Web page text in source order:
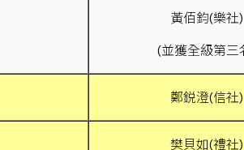
黃佰鈞(樂社)
(並獲全級第三
鄭鋭澄(信社)
樊貝如(禮社)